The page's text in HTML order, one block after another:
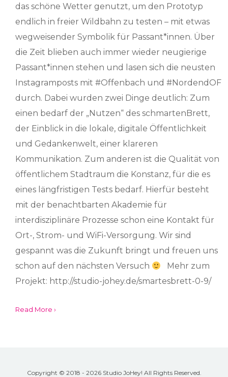
das schöne Wetter genutzt, um den Prototyp
endlich in freier Wildbahn zu testen – mit etwas
wegweisender Symbolik für Passant*innen. Über
die Zeit blieben auch immer wieder neugierige
Passant*innen stehen und lasen sich die neusten
Instagramposts mit #Offenbach und #NordendOF
durch. Dabei wurden zwei Dinge deutlich: Zum
einen bedarf der „Nutzen“ des schmartenBrett,
der Einblick in die lokale, digitale Öffentlichkeit
und Gedankenwelt, einer klareren
Kommunikation. Zum anderen ist die Qualität von
öffentlichem Stadtraum die Konstanz, für die es
eines längfristigen Tests bedarf. Hierfür besteht
mit der benachtbarten Akademie für
interdisziplinäre Prozesse schon eine Kontakt für
Ort-, Strom- und WiFi-Versorgung. Wir sind
gespannt was die Zukunft bringt und freuen uns
schon auf den nächsten Versuch
Mehr zum
Projekt: http://studio-johey.de/smartesbrett-0-9/
Read More ›
Copyright © 2018 - 2026 Studio JoHey! All Rights Reserved.